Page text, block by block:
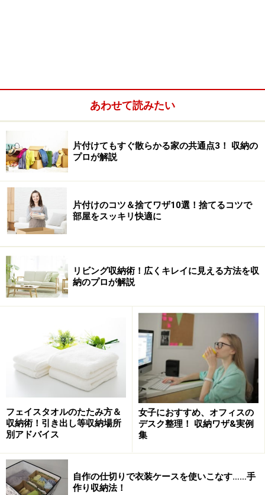
無雑作にモノを置きがち
ホコリやカビが気になる
浮かせる収納は、あえて見せることによりパパッと片付
けやすく、また掃除がラクになります。さらに、100均
などで手頃に購入できるため収納グッズの節約にもな
真っ先に実践したい！ 浴室では浮かせて大
使い終わったら吊るすだけで片付くし乾くから一石二鳥
浮かせる収納を真っ先に実践したい場所が、ピンクヌメ
リやカビが発生しやすい浴室。
ボディスポンジをはじめ、掃除用のブラシやスクイージ
ーなどは、S字フックを使ってタオル掛けに吊り下げま
あわせて読みたい
片付けてもすぐ散らかる家の共通点3！ 収納の
プロが解説
片付けのコツ＆捨てワザ10選！捨てるコツで
部屋をスッキリ快適に
リビング収納術！広くキレイに見える方法を収
納のプロが解説
フェイスタオルのたたみ方＆
収納術！引き出し等収納場所
別アドバイス
女子におすすめ、オフィスの
デスク整理！ 収納ワザ&実例
集
自作の仕切りで衣装ケースを使いこなす……手
作り収納法！